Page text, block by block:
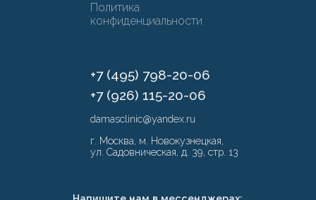
Политика
конфиденциальности
+7 (495) 798-20-06
+7 (926) 115-20-06
damasclinic@yandex.ru
г. Москва, м. Новокузнецкая,
ул. Садовническая, д. 39, стр. 13